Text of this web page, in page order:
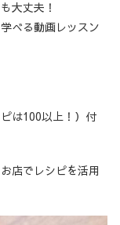
大丈夫！
べる動画レッスン
は100以上！）付
店でレシピを活用